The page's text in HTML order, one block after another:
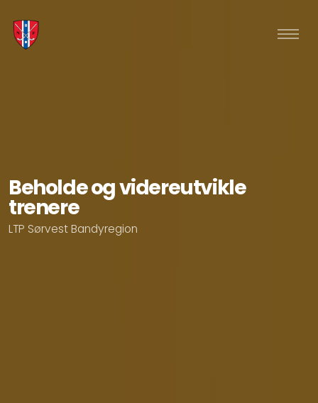
Beholde og videreutvikle
trenere
LTP Sørvest Bandyregion